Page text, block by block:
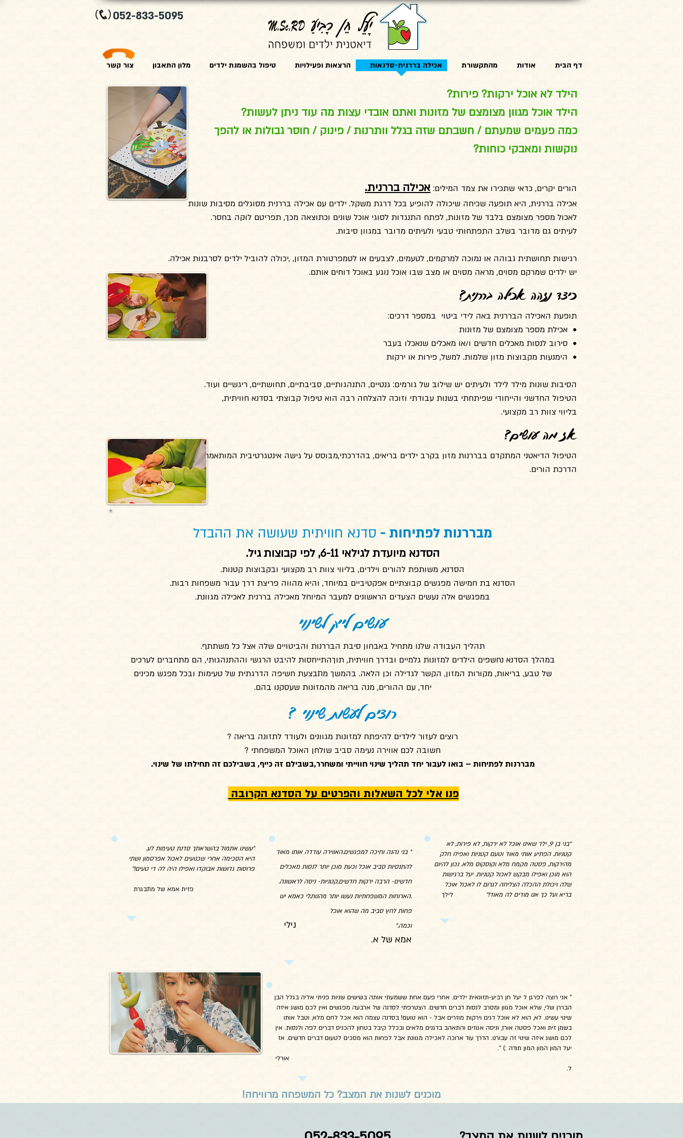
052-833-5095
דף הבית אודות מהתקשורת אכילה בררנית-סדנאות הרצאות ופעילויות טיפול בהשמנת ילדים מלון התאבון צור קשר
הילד לא אוכל ירקות? פירות?
הילד אוכל מגוון מצומצם של מזונות ואתם אובדי עצות מה עוד ניתן לעשות?
כמה פעמים שמעתם / חשבתם שזה בגלל וותרנות / פינוק / חוסר גבולות או להפך
נוקשות ומאבקי כוחות?
הורים יקרים, כדאי שתכירו את צמד המילים: אכילה בררנית.
אכילה בררנית, היא תופעה שכיחה שיכולה להופיע בכל דרגת משקל. ילדים עם אכילה בררנית מסוגלים מסיבות שונות
לאכול מספר מצומצם בלבד של מזונות, לפתח התנגדות לסוגי אוכל שונים וכתוצאה מכך, תפריטם לוקה בחסר.
לעיתים גם מדובר בשלב התפתחותי טבעי ולעיתים מדובר במגוון סיבות.
רגישות תחושתית גבוהה או נמוכה למרקמים, לטעמים, לצבעים או לטמפרטורת המזון, ,יכולה להוביל ילדים לסרבנות אכילה.
יש ילדים שמרקם מסוים, מראה מסוים או מצב שבו אוכל נוגע באוכל דוחים אותם.
כיצד נזהה אכילה בררנית?
תופעת האכילה הבררנית באה לידי ביטוי במספר דרכים:
• אכילת מספר מצומצם של מזונות
• סירוב לנסות מאכלים חדשים ו/או מאכלים שנאכלו בעבר
• הימנעות מקבוצות מזון שלמות. למשל, פירות או ירקות
הסיבות שונות מילד לילד ולעיתים יש שילוב של גורמים: גנטיים, התנהגותיים, סביבתיים, תחושתיים, ריגשיים ועוד.
הטיפול החדשני והייחודי שפיתחתי בשנות עבודתי וזוכה להצלחה רבה הוא טיפול קבוצתי בסדנא חוויתית,
בליווי צוות רב מקצועי.
אז מה עושים?
הטיפול הדיאטני המתקדם בבררנות מזון בקרב ילדים בריאים, בהדרכתי,מבוסס על גישה אינטגרטיבית המותאמת לטיפול ישיר בילדים בשילוב
הדרכת הורים.
מבררנות לפתיחות - סדנא חוויתית שעושה את ההבדל
הסדנא מיועדת לגילאי 6-11, לפי קבוצות גיל.
הסדנא, משותפת להורים וילדים, בליווי צוות רב מקצועי ובקבוצות קטנות.
הסדנא בת חמישה מפגשים קבוצתיים אפקטיביים במיוחד, והיא מהווה פריצת דרך עבור משפחות רבות.
במפגשים אלה נעשים הצעדים הראשונים למעבר המיוחל מאכילה בררנית לאכילה מגוונת.
עושים לייק לשינוי
תהליך העבודה שלנו מתחיל באבחון סיבת הבררנות והביטויים שלה אצל כל משתתף.
במהלך הסדנא נחשפים הילדים למזונות גלמיים ובדרך חוויתית, תוךהתייחסות להיבט הרגשי וההתנהגותי, הם מתחברים לערכים
של טבע, בריאות, מקורות המזון, הקשר לגדילה וכן הלאה. בהמשך מתבצעת חשיפה הדרגתית של טעימות ובכל מפגש מכינים
יחד, עם ההורים, מנה בריאה מהמזונות שעסקנו בהם.
רוצים לעשות שינוי ?
רוצים לעזור לילדים להיפתח למזונות מגוונים ולעודד לתזונה בריאה ?
חשובה לכם אווירה נעימה סביב שולחן האוכל המשפחתי ?
מבררנות לפתיחות – בואו לעבור יחד תהליך שינוי חווייתי ומשחרר,בשבילם זה כייף, בשבילכם זה תחילתו של שינוי.
פנו אלי לכל השאלות והפרטים על הסדנא הקרובה
"עשינו אתמול בהשראתך סדנת טעימות לע.
היא הסכימה אחרי שכנועים לאכול אפרסמון ושתי
פרוסות גדושות אבוקדו ואפילו היה לה די טעים!''
פזית אמא של מתבגרת
" בני נהנה וחיכה למפגשים.האווירה עודדה אותו מאוד
להתנסיות סביב אוכל וכעת מוכן יותר לנסות מאכלים
חדשים- הרבה ירקות חדשים,קטניות- ניסה לראשונה.
.הארוחות המשפחתיות נעשו יותר מהנות.לי כאמא יש
פחות לחץ סביב מה שהוא אוכל
וכמה."
נילי
אמא של א.
''בני בן 9, ילד שאינו אוכל לא ירקות, לא פירות, לא
קטניות. הפתיע אותי מאוד וטעם קטניות ואפילו חלק
מהירקות, פסטה מקמח מלא וקוסקוס מלא. נכון להיום
הוא מוכן ואפילו מבקש לאכול קטניות. יעל ברגישות
שלה ויכולת ההכלה הצליחה לגרום לו לאכול אוכל
בריא ועל כך אנו מודים לה מאוד!''
לילך
" אני רוצה לפרגן ל יעל חן רביע-תזונאית ילדים. אחרי פעם אחת ששמעתי אותה בשישים שניות פניתי אליה בגלל הבן
הבררן שלי, שלא אוכל מגוון ומסרב לנסות דברים חדשים. הצטרפתי לסדנה של ארבעה מפגשים ואין לכם מושג איזה
שינוי עשינו. לא, הוא לא אוכל דגים וירקות מוזרים אבל - הוא טועם! בסדנה עצמה הוא אכל לחם מלא, וטבל אותו
בשמן זית ואכל פסטה אורז, וניסה אגוזים והתאהב בדגנים מלאים ובכלל קיבל בטחון להכניס דברים לפה ולנסות. אין
לכם מושג איזה שינוי זה עבורנו. הדרך עוד ארוכה לאכילה מגוונת אבל לפחות הוא מסכים לטעום דברים חדשים. אז
יעל המון המון המון תודה :) ".
אורלי
ל.
מוכנים לשנות את המצב? כל המשפחה מרוויחה!